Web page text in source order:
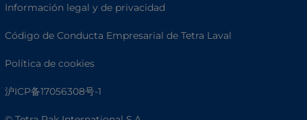
Información legal y de privacidad
Código de Conducta Empresarial de Tetra Laval
Política de cookies
沪ICP备17056308号-1